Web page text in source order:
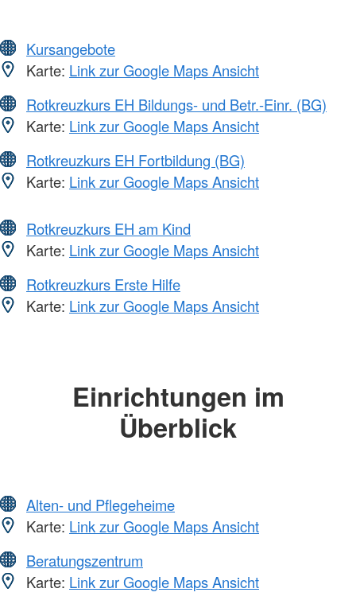
Kursangebote
Karte: Link zur Google Maps Ansicht
Rotkreuzkurs EH Bildungs- und Betr.-Einr. (BG)
Karte: Link zur Google Maps Ansicht
Rotkreuzkurs EH Fortbildung (BG)
Karte: Link zur Google Maps Ansicht
Rotkreuzkurs EH am Kind
Karte: Link zur Google Maps Ansicht
Rotkreuzkurs Erste Hilfe
Karte: Link zur Google Maps Ansicht
Einrichtungen im
Überblick
Alten- und Pflegeheime
Karte: Link zur Google Maps Ansicht
Beratungszentrum
Karte: Link zur Google Maps Ansicht